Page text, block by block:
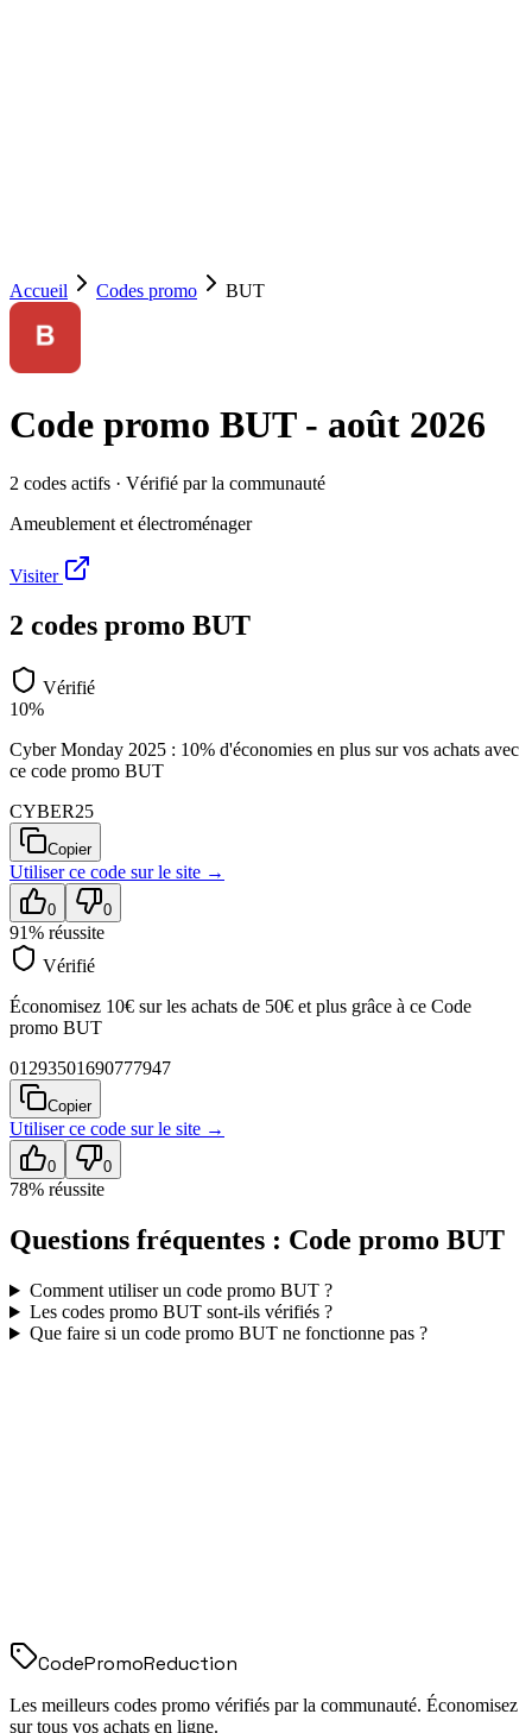
Accueil Codes promo BUT
Code promo BUT- août 2026
2 codes actifs · Vérifié par la communauté
Ameublement et électroménager
Visiter
2 codes promo BUT
Vérifié
10%
Cyber Monday 2025 : 10% d'économies en plus sur vos achats avec
ce code promo BUT
CYBER25
Copier
Utiliser ce code surle site →
0 0
91% réussite
Vérifié
Économisez 10€ sur les achats de 50€ et plus grâce à ce Code
promo BUT
01293501690777947
Copier
Utiliser ce code surle site →
0 0
78% réussite
Questions fréquentes : Code promo BUT
Comment utiliser un code promo BUT?
Les codes promo BUTsont-ils vérifiés ?
Que faire si un code promo BUTne fonctionne pas ?
CodePromoReduction
Les meilleurs codes promo vérifiés par la communauté. Économisez
sur tous vos achats en ligne.